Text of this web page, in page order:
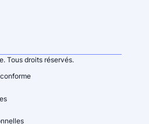
Tous droits réservés.